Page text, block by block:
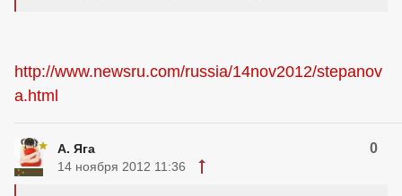
http://www.newsru.com/russia/14nov2012/stepanov
a.html
А. Яга 0
14 ноября 2012 11:36